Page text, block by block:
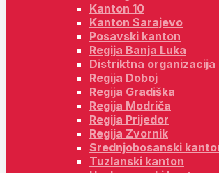
Kanton 10
Kanton Sarajevo
Posavski kanton
Regija Banja Luka
Distriktna organizacija
Regija Doboj
Regija Gradiška
Regija Modriča
Regija Prijedor
Regija Zvornik
Srednjobosanski
Tuzlanski kanton